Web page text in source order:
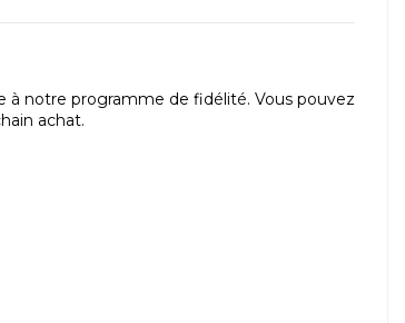
à notre programme de fidélité. Vous pouvez
achat.